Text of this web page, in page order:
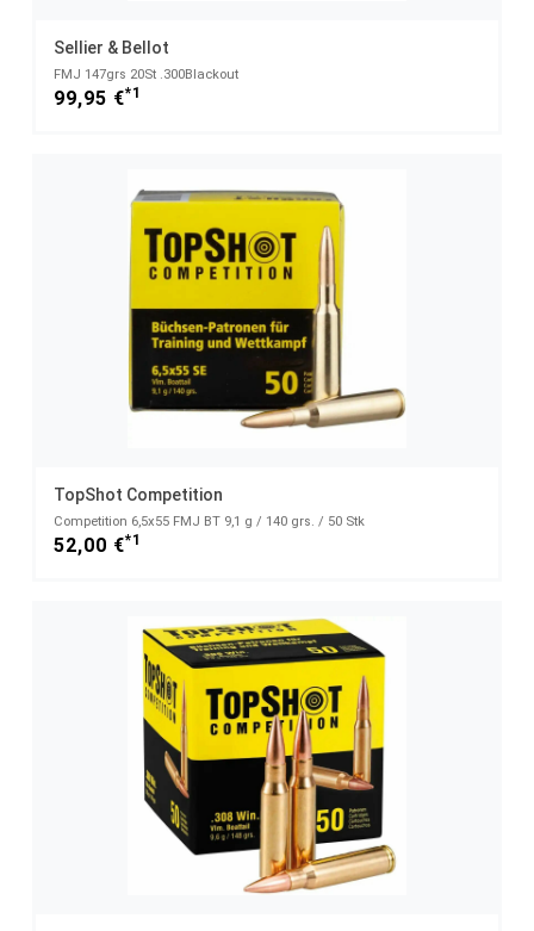
Sellier & Bellot
FMJ 147grs 20St .300Blackout
99,95 €*1
TopShot Competition
Competition 6,5x55 FMJ BT 9,1 g / 140 grs. / 50 Stk
52,00 €*1